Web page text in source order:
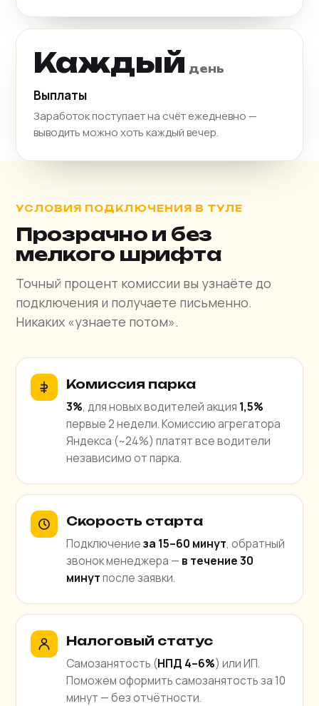
Каждый день
Выплаты
Заработок поступает на счёт ежедневно —
выводить можно хоть каждый вечер.
УСЛОВИЯ ПОДКЛЮЧЕНИЯ В ТУЛЕ
Прозрачно и без
мелкого шрифта
Точный процент комиссии вы узнаёте до
подключения и получаете письменно.
Никаких «узнаете потом».
Комиссия парка
3%, для новых водителей акция 1,5%
первые 2 недели. Комиссию агрегатора
Яндекса (~24%) платят все водители
независимо от парка.
Скорость старта
Подключениеза 15–60 минут, обратный
звонок менеджера — в течение 30
минутпосле заявки.
Налоговый статус
Самозанятость (НПД 4–6%) или ИП.
Поможем оформить самозанятость за 10
минут — без отчётности.